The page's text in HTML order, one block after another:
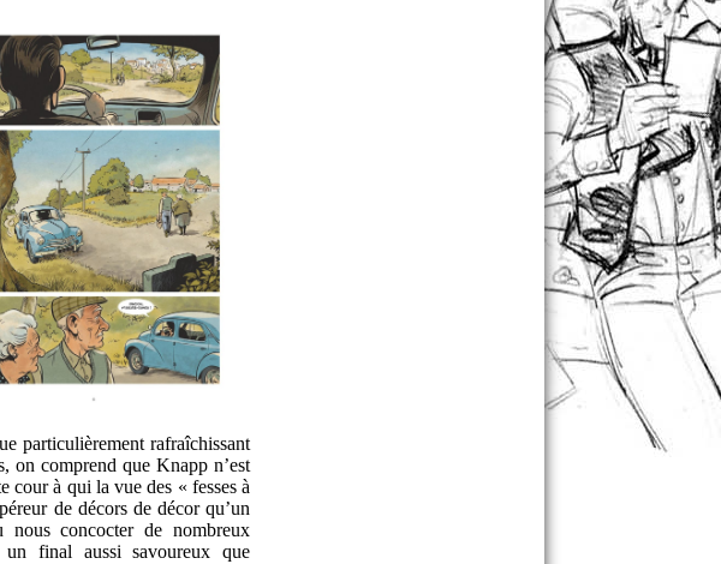
particulièrement rafraîchissant
on comprend que Knapp n’est
cour à qui la vue des « fesses à
de décors de décor qu’un
concocter de nombreux
un final aussi savoureux que